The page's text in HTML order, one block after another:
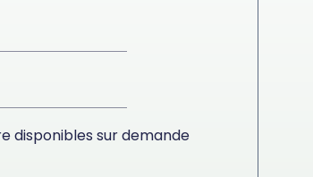
disponibles sur demande